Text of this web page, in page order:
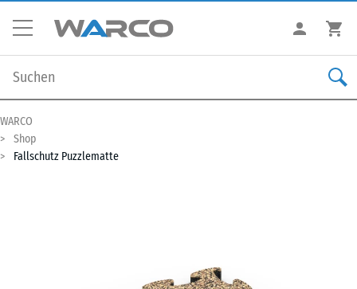
WARCO
Shop
Fallschutz Puzzlematte